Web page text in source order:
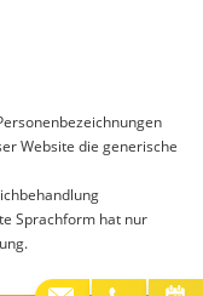
Website die generische
Sprachform hat nur